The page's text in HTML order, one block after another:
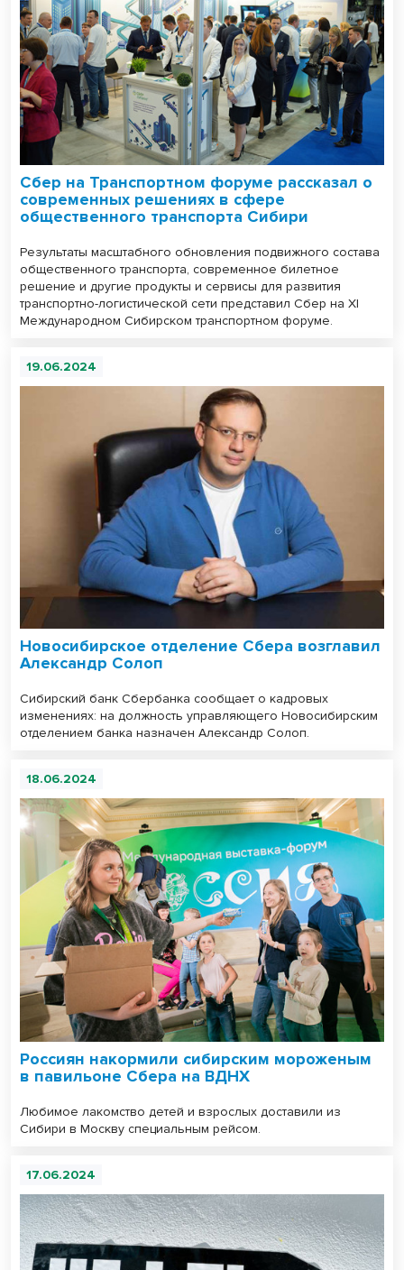
Сбер на Транспортном форуме рассказал о
современных решениях в сфере
общественного транспорта Сибири
Результаты масштабного обновления подвижного состава
общественного транспорта, современное билетное
решение и другие продукты и сервисы для развития
транспортно-логистической сети представил Сбер на XI
Международном Сибирском транспортном форуме.
19.06.2024
Новосибирское отделение Сбера возглавил
Александр Солоп
Сибирский банк Сбербанка сообщает о кадровых
изменениях: на должность управляющего Новосибирским
отделением банка назначен Александр Солоп.
18.06.2024
Россиян накормили сибирским мороженым
в павильоне Сбера на ВДНХ
Любимое лакомство детей и взрослых доставили из
Сибири в Москву специальным рейсом.
17.06.2024